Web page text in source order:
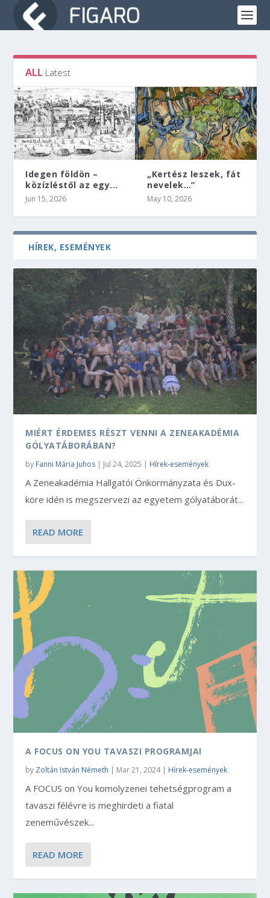
ALL Latest
Idegen földön –
közízléstől az egy...
Jun 15, 2026
„Kertész leszek, fát
nevelek…”
May 10, 2026
HÍREK, ESEMÉNYEK
MIÉRT ÉRDEMES RÉSZT VENNI A ZENEAKADÉMIA
GÓLYATÁBORÁBAN?
by Fanni Mária Juhos | Jul 24, 2025 | Hírek-események
A Zeneakadémia Hallgatói Önkormányzata és Dux-
köre idén is megszervezi az egyetem gólyatáborát...
READ MORE
A FOCUS ON YOU TAVASZI PROGRAMJAI
by Zoltán István Németh | Mar 21, 2024| Hírek-események
A FOCUS on You komolyzenei tehetségprogram a
tavaszi félévre is meghirdeti a fiatal
zeneművészek...
READ MORE